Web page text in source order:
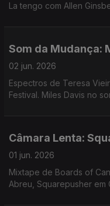
La tengo com Allen
Som da Mudança:
02 jun. 2026
Espectros de Teresa
Festival. Miles Davis no
Câmara Lenta:
01 jun. 2026
Mixtape de Boards of
Abreu, Squarepusher em